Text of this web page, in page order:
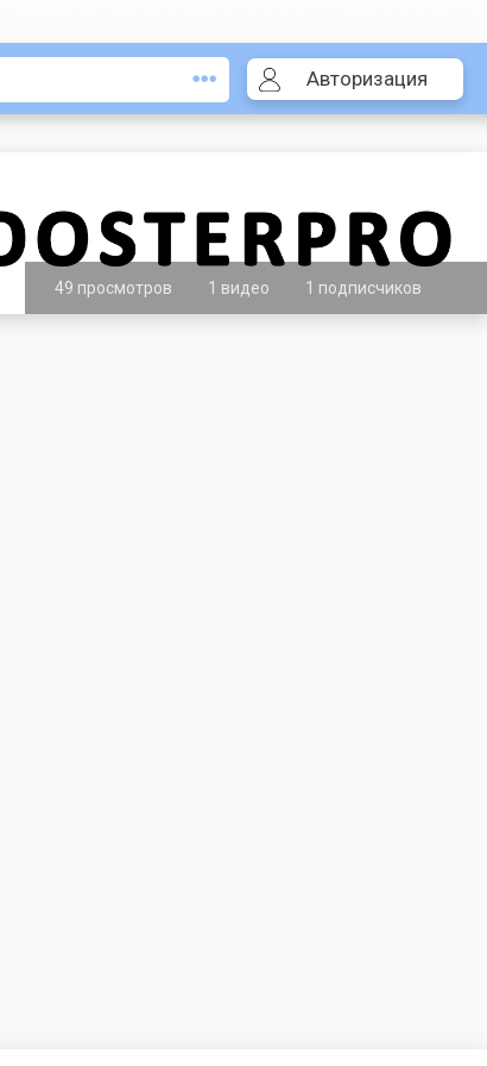
Авторизация
49 просмотров 1 видео 1 подписчиков